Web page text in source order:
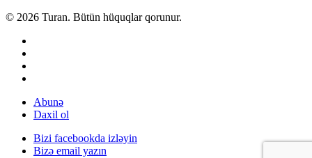
© 2026 Turan. Bütün hüquqlar qorunur.
Abunə
Daxil ol
Bizi facebookda izləyin
Bizə email yazın